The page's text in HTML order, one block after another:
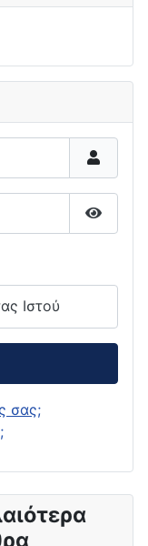
Ιστού
σας;